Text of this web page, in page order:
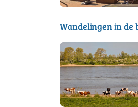
Wandelingen in de